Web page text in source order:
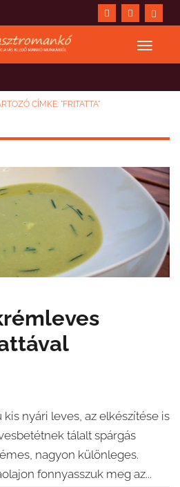
CÍMKE: "FRITATTA"
nyári leves, az elkészítése is
tálalt spárgás
nagyon különleges.
fonnyasszuk meg az...